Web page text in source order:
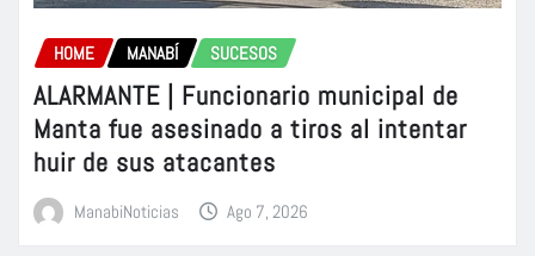
HOME MANABÍ SUCESOS
ALARMANTE | Funcionario municipal de
Manta fue asesinado a tiros al intentar
huir de sus atacantes
ManabiNoticias Ago 7, 2026